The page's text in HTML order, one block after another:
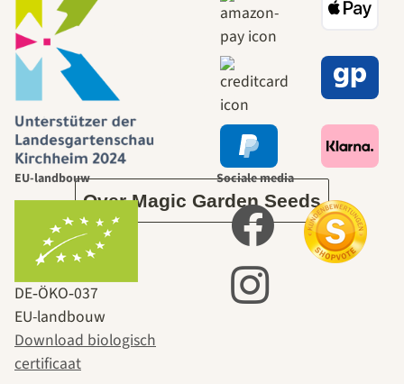
naar onszelf
leidt door de
tuin.
Over Magic Garden Seeds
EU-landbouw
DE‑ÖKO‑037
EU-landbouw
Download biologisch
certificaat
Sociale media